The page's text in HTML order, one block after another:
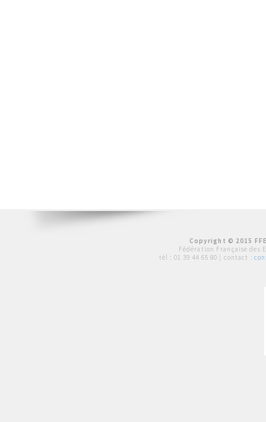
Copyright © 2015
Fédération Française des
tél : 01 39 44 65 80 | contact :